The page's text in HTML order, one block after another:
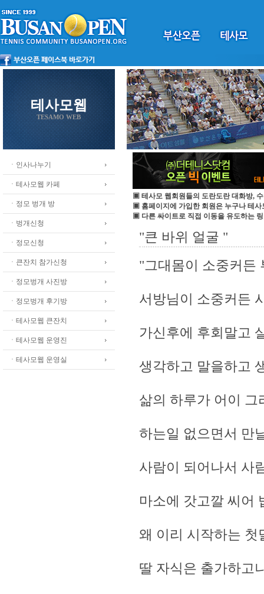
테사모웹
TESAMO WEB
ㆍ인사나누기
ㆍ테사모웹 카페
ㆍ정모 벙개 방
ㆍ벙개신청
ㆍ정모신청
ㆍ큰잔치 참가신청
ㆍ정모벙개 사진방
ㆍ정모벙개 후기방
ㆍ테사모웹 큰잔치
ㆍ테사모웹 운영진
ㆍ테사모웹 운영실
▣ 테사모 웹회원들의 도란도란 대화방,
▣ 홈페이지에 가입한 회원은 누구나 테사
▣ 다른 싸이트로 직접 이동을 유도하는
"큰 바위 얼굴 "
"그대몸이 소중커든
서방님이 소중커든
가신후에 후회말고
생각하고 말을하고
삶의 하루가 어이 그
하는일 없으면서 만
사람이 되어나서 사
마소에 갓고깔 씨어
왜 이리 시작하는 첫
딸 자식은 출가하고